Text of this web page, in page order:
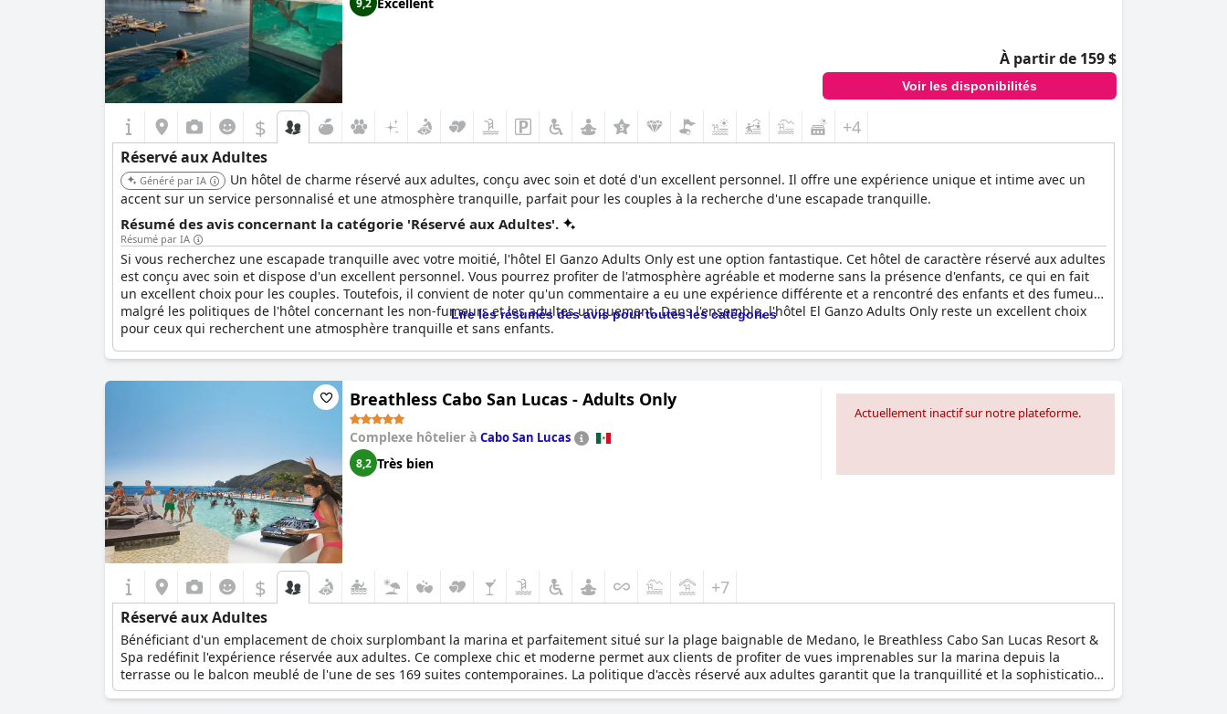
À partir de 159 $
Voir les disponibilités
$ +4
Réservé aux Adultes
Généré par IA
Un hôtel de charme réservé aux adultes, conçu avec soin et doté d'un excellent personnel. Il offre une expérience unique et intime avec un
accent sur un service personnalisé et une atmosphère tranquille, parfait pour les couples à la recherche d'une escapade tranquille.
Résumé des avis concernant la catégorie 'Réservé aux Adultes'.
Résumé par IA
Si vous recherchez une escapade tranquille avec votre moitié, l'hôtel El Ganzo Adults Only est une option fantastique. Cet hôtel de caractère réservé aux adultes
est conçu avec soin et dispose d'un excellent personnel. Vous pourrez profiter de l'atmosphère agréable et moderne sans la présence d'enfants, ce qui en fait
un excellent choix pour les couples. Toutefois, il convient de noter qu'un commentaire a eu une expérience différente et a rencontré des enfants et des fumeurs
malgré les politiques de l'hôtel concernant les non-fumeurs et les adultes uniquement. Dans l'ensemble, l'hôtel El Ganzo Adults Only reste un excellent choix
pour ceux qui recherchent une atmosphère tranquille et sans enfants.
Lire les résumés des avis pour toutes les catégories
Breathless Cabo San Lucas - Adults Only
Complexe hôtelier à Cabo San Lucas
8,2 Très bien
Actuellement inactif sur notre plateforme.
$ +7
Réservé aux Adultes
Bénéficiant d'un emplacement de choix surplombant la marina et parfaitement situé sur la plage baignable de Medano, le Breathless Cabo San Lucas Resort &
Spa redéfinit l'expérience réservée aux adultes. Ce complexe chic et moderne permet aux clients de profiter de vues imprenables sur la marina depuis la
terrasse ou le balcon meublé de l'une de ses 169 suites contemporaines. La politique d'accès réservé aux adultes garantit que la tranquillité et la sophistication
sont omniprésentes, qu'il s'agisse des douze restaurants et bars gastronomiques, des deux piscines à débordement, du salon primé sur le toit, du hall en plein